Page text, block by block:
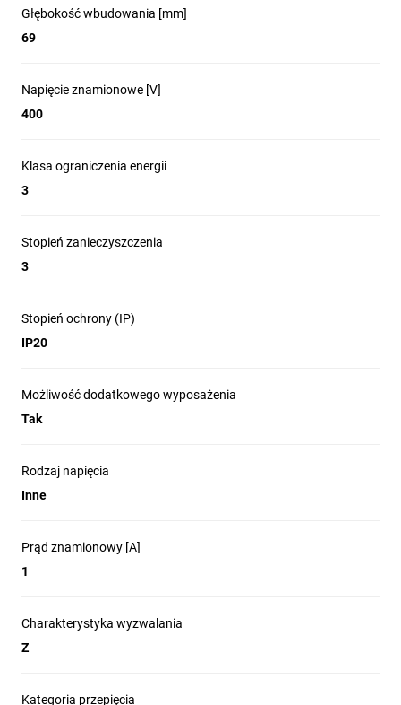
Głębokość wbudowania [mm]
69
Napięcie znamionowe [V]
400
Klasa ograniczenia energii
3
Stopień zanieczyszczenia
3
Stopień ochrony (IP)
IP20
Możliwość dodatkowego wyposażenia
Tak
Rodzaj napięcia
Inne
Prąd znamionowy [A]
1
Charakterystyka wyzwalania
Z
Kategoria przepięcia